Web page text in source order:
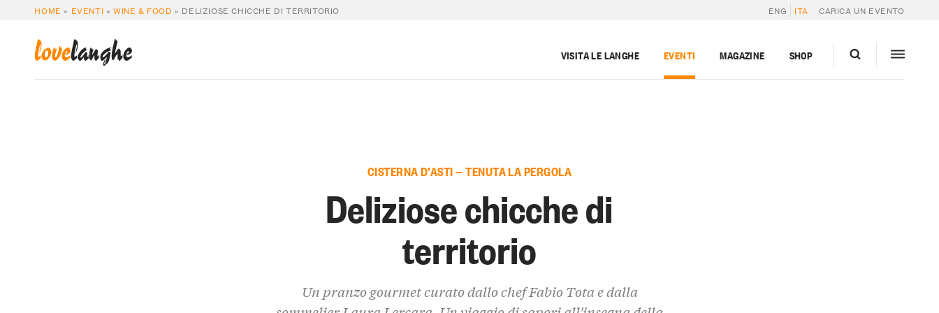
HOME » EVENTI »WINE & FOOD » DELIZIOSE CHICCHE DI TERRITORIO ENG ITA CARICA UN EVENTO
lovelanghe VISITA LE LANGHE EVENTI MAGAZINE SHOP
CISTERNA D’ASTI — TENUTA LA PERGOLA
Deliziose chicche di
territorio
Un pranzo gourmet curato dallo chef Fabio Tota e dalla